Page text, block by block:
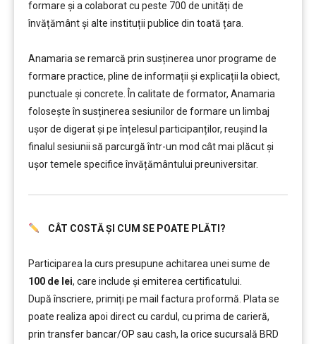
formare și a colaborat cu peste 700 de unități de
învățământ şi alte instituții publice din toată țara.
Anamaria se remarcă prin susținerea unor programe de
formare practice, pline de informații și explicații la obiect,
punctuale și concrete. În calitate de formator, Anamaria
folosește în susținerea sesiunilor de formare un limbaj
ușor de digerat și pe înțelesul participanților, reușind la
finalul sesiunii să parcurgă într-un mod cât mai plăcut și
ușor temele specifice învățământului preuniversitar.
CÂT COSTĂ ȘI CUM SE POATE PLĂTI?
Participarea la curs presupune achitarea unei sume de
100 de lei, care include şi emiterea certificatului.
După înscriere, primiți pe mail factura proformă. Plata se
poate realiza apoi direct cu cardul, cu prima de carieră,
prin transfer bancar/OP sau cash, la orice sucursală BRD